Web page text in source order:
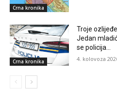
Crna kronika
Crna kronika
Troje
Jedan
se policija…
4. kolovoza